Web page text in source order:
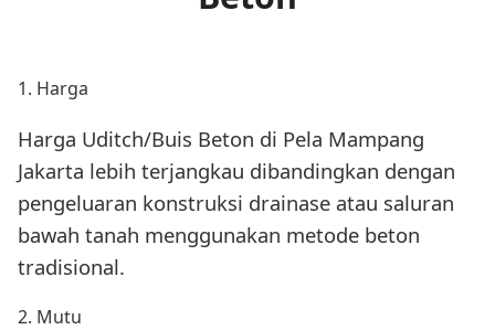
1. Harga
Harga Uditch/Buis Beton di Pela Mampang
Jakarta lebih terjangkau dibandingkan dengan
pengeluaran konstruksi drainase atau saluran
bawah tanah menggunakan metode beton
tradisional.
2. Mutu